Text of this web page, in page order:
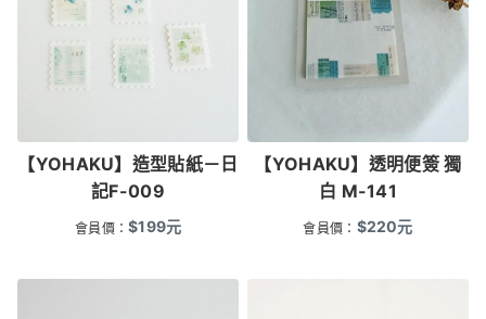
【YOHAKU】造型貼紙－日
記F-009
會員價：$199元
【YOHAKU】透明便簽 獨
白 M-141
會員價： $220元